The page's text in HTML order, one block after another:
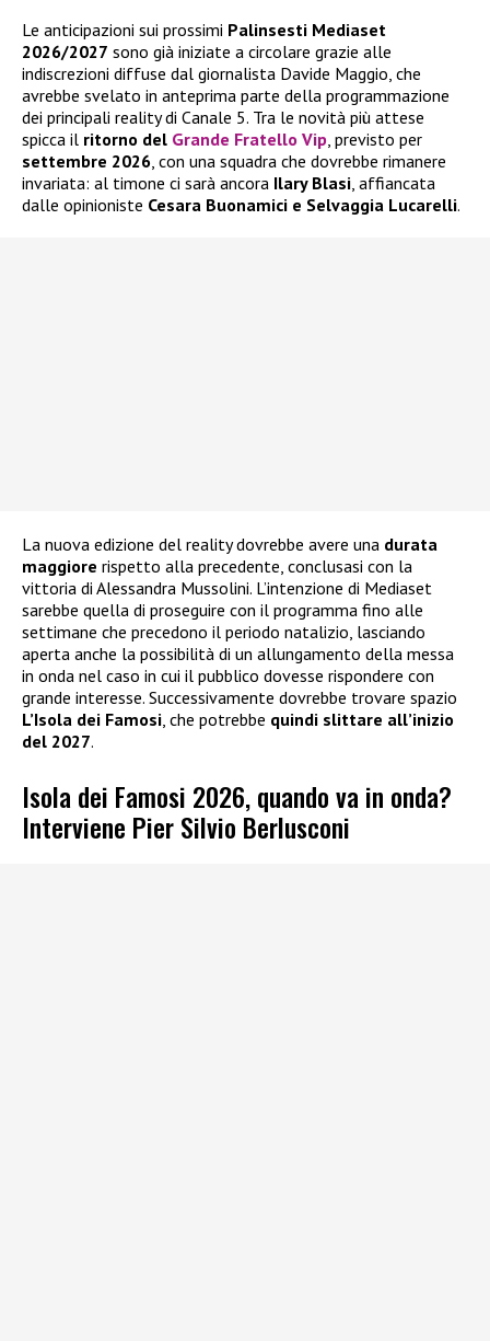
Le anticipazioni sui prossimi Palinsesti Mediaset
2026/2027 sono già iniziate a circolare grazie alle
indiscrezioni diffuse dal giornalista Davide Maggio, che
avrebbe svelato in anteprima parte della programmazione
dei principali reality di Canale 5. Tra le novità più attese
spicca il ritorno del Grande Fratello Vip , previsto per
settembre 2026 , con una squadra che dovrebbe rimanere
invariata: al timone ci sarà ancora Ilary Blasi , affiancata
dalle opinioniste Cesara Buonamici e Selvaggia Lucarelli.
La nuova edizione del reality dovrebbe avere una durata
maggiore rispetto alla precedente, conclusasi con la
vittoria di Alessandra Mussolini. L’intenzione di Mediaset
sarebbe quella di proseguire con il programma fino alle
settimane che precedono il periodo natalizio, lasciando
aperta anche la possibilità di un allungamento della messa
in onda nel caso in cui il pubblico dovesse rispondere con
grande interesse. Successivamente dovrebbe trovare spazio
L’Isola dei Famosi , che potrebbe quindi slittare all’inizio
del 2027.
Isola dei Famosi 2026, quando va in onda?
Interviene Pier Silvio Berlusconi